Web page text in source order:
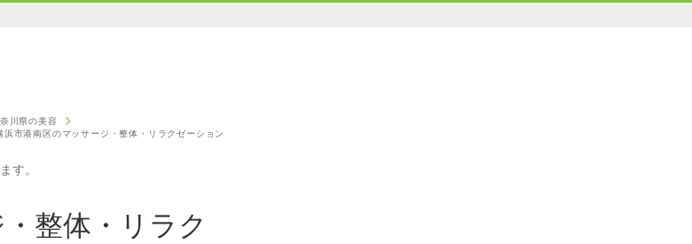
川県の美容
浜市港南区のマッサージ・整体・リラクゼーション
す。
整体・リラク